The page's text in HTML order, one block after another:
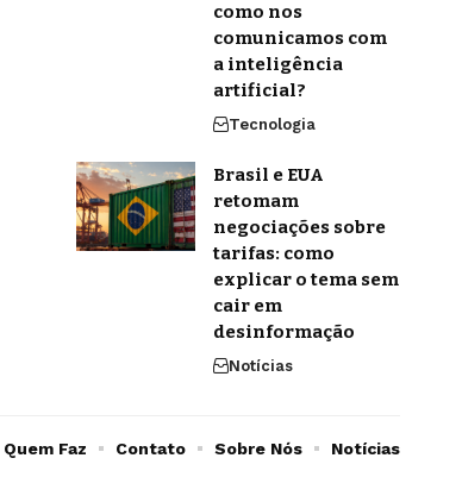
como nos
comunicamos com
a inteligência
artificial?
Tecnologia
Brasil e EUA
retomam
negociações sobre
tarifas: como
explicar o tema sem
cair em
desinformação
Notícias
Quem Faz Contato Sobre Nós Notícias